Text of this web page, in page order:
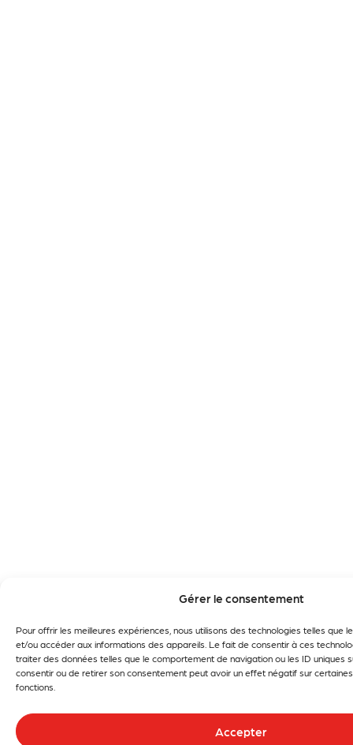
Gérer le consentement
Pour offrir les meilleures expériences, nous utilisons des technologies telles que
et/ou accéder aux informations des appareils. Le fait de consentir à ces
traiter des données telles que le comportement de navigation ou les ID uniques
consentir ou de retirer son consentement peut avoir un effet négatif sur
fonctions.
Accepter